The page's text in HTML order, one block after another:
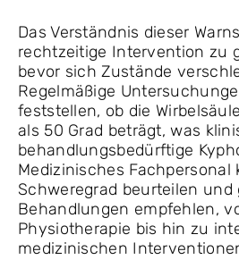
Das Verständnis dieser
rechtzeitige Intervention zu
bevor sich Zustände
Regelmäßige
feststellen, ob die
als 50 Grad beträgt, was
behandlungsbedürftige
Medizinisches Fachpersonal
Schweregrad beurteilen und
Behandlungen empfehlen,
Physiotherapie bis hin zu
medizinischen